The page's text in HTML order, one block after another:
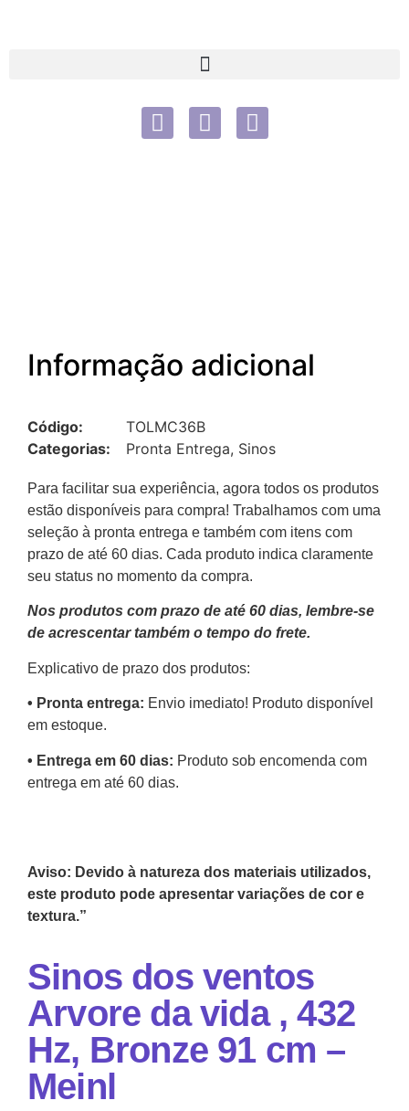
Informação adicional
Código:
TOLMC36B
Categorias:
Pronta Entrega, Sinos
Para facilitar sua experiência, agora todos os produtos
estão disponíveis para compra! Trabalhamos com uma
seleção à pronta entrega e também com itens com
prazo de até 60 dias. Cada produto indica claramente
seu status no momento da compra.
Nos produtos com prazo de até 60 dias, lembre-se
de acrescentar também o tempo do frete.
Explicativo de prazo dos produtos:
•⁠ ⁠Pronta entrega: Envio imediato! Produto disponível
em estoque.
•⁠ Entrega em 60 dias: Produto sob encomenda com
entrega em até 60 dias.
Aviso: Devido à natureza dos materiais utilizados,
este produto pode apresentar variações de cor e
textura.”
Sinos dos ventos
Arvore da vida , 432
Hz, Bronze 91 cm –
Meinl